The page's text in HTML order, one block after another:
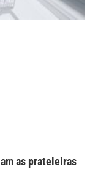
as prateleiras